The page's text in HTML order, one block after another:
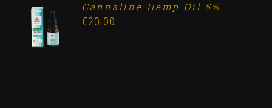
ADD TO
CART
/
DETALLES
Cannaline Hemp Oil 5%
€20.00